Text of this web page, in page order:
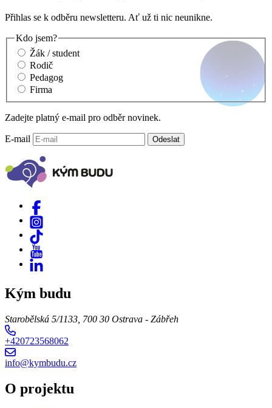
Přihlas se k odběru newsletteru. Ať už ti nic neunikne.
Kdo jsem?
Žák / student
Rodič
Pedagog
Firma
Zadejte platný e-mail pro odběr novinek.
E-mail Odeslat
Kým budu
Starobělská 5/1133, 700 30 Ostrava - Zábřeh
+420723568062
info@kymbudu.cz
O projektu